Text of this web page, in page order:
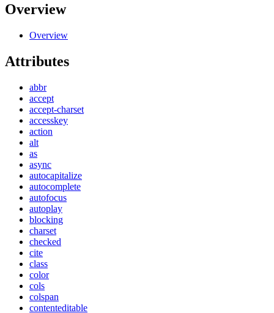
Overview
Overview
Attributes
abbr
accept
accept-charset
accesskey
action
alt
as
async
autocapitalize
autocomplete
autofocus
autoplay
blocking
charset
checked
cite
class
color
cols
colspan
contenteditable